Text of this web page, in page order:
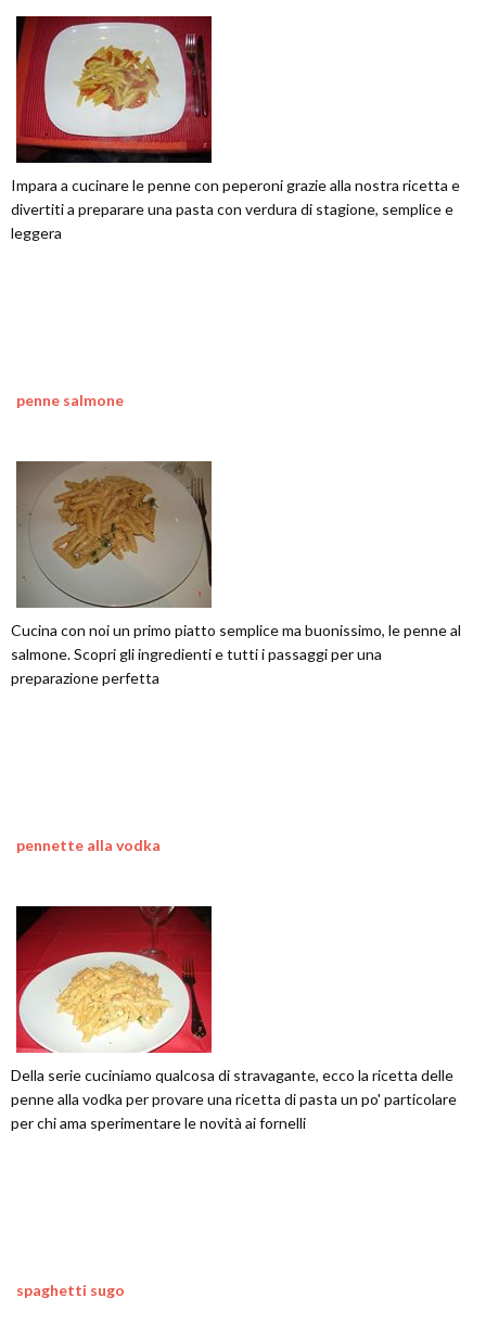
Impara a cucinare le penne con peperoni grazie alla nostra ricetta e
divertiti a preparare una pasta con verdura di stagione, semplice e
leggera
penne salmone
Cucina con noi un primo piatto semplice ma buonissimo, le penne al
salmone. Scopri gli ingredienti e tutti i passaggi per una
preparazione perfetta
pennette alla vodka
Della serie cuciniamo qualcosa di stravagante, ecco la ricetta delle
penne alla vodka per provare una ricetta di pasta un po' particolare
per chi ama sperimentare le novità ai fornelli
spaghetti sugo